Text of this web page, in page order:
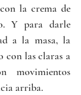
la crema de
Y para darle
a la masa, la
con las claras a
movimientos
arriba.